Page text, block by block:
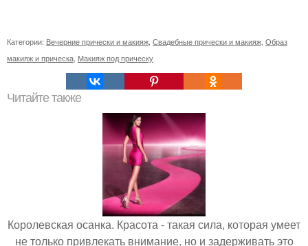
Категории: Вечерние прически и макияж, Свадебные прически и макияж, Образ
макияж и прическа, Макияж под прическу
Читайте также
Королевская осанка. Красота - такая сила, которая умеет
не только привлекать внимание, но и задерживать это